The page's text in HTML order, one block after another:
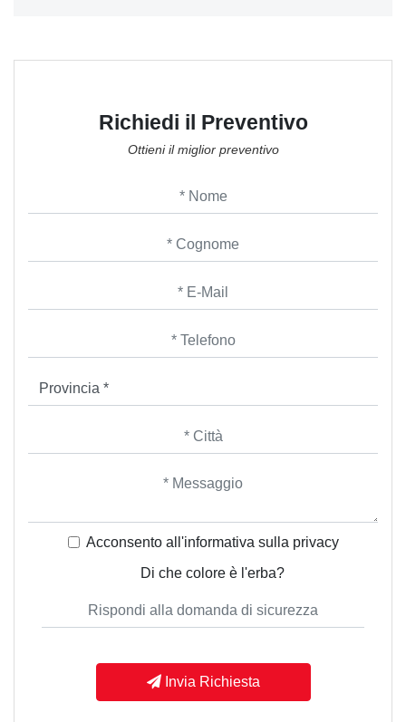
Richiedi il Preventivo
Ottieni il miglior preventivo
Acconsento all'informativa sulla privacy
Di che colore è l'erba?
Invia Richiesta